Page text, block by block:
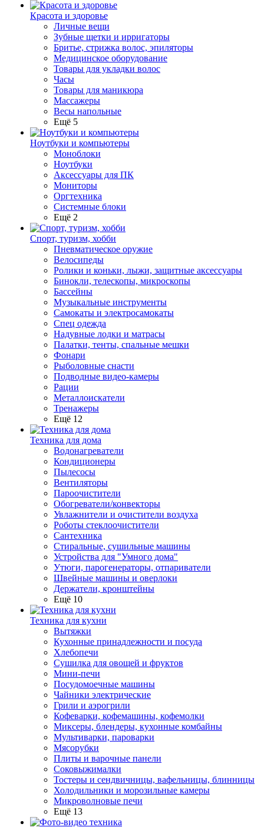
Красота и здоровье
Личные вещи
Зубные щетки и ирригаторы
Бритье, стрижка волос, эпиляторы
Медицинское оборудование
Товары для укладки волос
Часы
Товары для маникюра
Массажеры
Весы напольные
Ещё 5
Ноутбуки и компьютеры
Моноблоки
Ноутбуки
Аксессуары для ПК
Мониторы
Оргтехника
Системные блоки
Ещё 2
Спорт, туризм, хобби
Пневматическое оружие
Велосипеды
Ролики и коньки, лыжи, защитные аксессуары
Бинокли, телескопы, микроскопы
Бассейны
Музыкальные инструменты
Самокаты и электросамокаты
Спец одежда
Надувные лодки и матрасы
Палатки, тенты, спальные мешки
Фонари
Рыболовные снасти
Подводные видео-камеры
Рации
Металлоискатели
Тренажеры
Ещё 12
Техника для дома
Водонагреватели
Кондиционеры
Пылесосы
Вентиляторы
Пароочистители
Обогреватели/конвекторы
Увлажнители и очистители воздуха
Роботы стеклоочистители
Сантехника
Стиральные, сушильные машины
Устройства для "Умного дома"
Утюги, парогенераторы, отпариватели
Швейные машины и оверлоки
Держатели, кронштейны
Ещё 10
Техника для кухни
Вытяжки
Кухонные принадлежности и посуда
Хлебопечи
Сушилка для овощей и фруктов
Мини-печи
Посудомоечные машины
Чайники электрические
Грили и аэрогрили
Кофеварки, кофемашины, кофемолки
Миксеры, блендеры, кухонные комбайны
Мультиварки, пароварки
Мясорубки
Плиты и варочные панели
Соковыжималки
Тостеры и сендвичницы, вафельницы, блинницы
Холодильники и морозильные камеры
Микроволновые печи
Ещё 13